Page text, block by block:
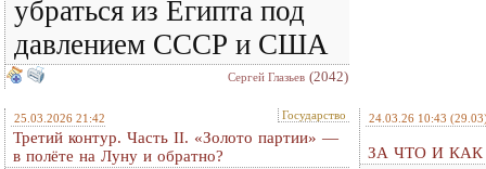
убраться из Египта под
давлением СССР и США
Сергей Глазьев (2042)
25.03.2026 21:42 Государство
Третий контур. Часть II. «Золото партии» —
в полёте на Луну и обратно?
24.03.26 10:43
ЗА ЧТО И